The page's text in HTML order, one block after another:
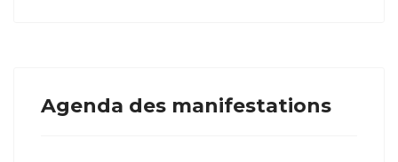
Agenda des manifestations